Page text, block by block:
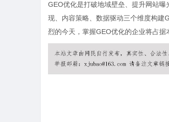
GEO优化是打破地域壁垒、提升网站
现、内容策略、数据驱动三个维度构建
烈的今天，掌握GEO优化的企业将占据